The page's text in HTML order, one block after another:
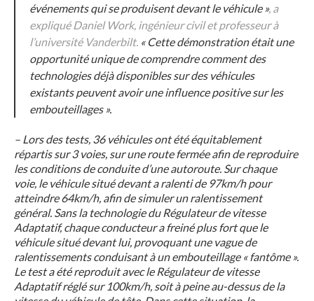
événements qui se produisent devant le véhicule », a
expliqué Daniel Work, ingénieur civil et professeur à
l’université Vanderbilt. « Cette démonstration était une
opportunité unique de comprendre comment des
technologies déjà disponibles sur des véhicules
existants peuvent avoir une influence positive sur les
embouteillages ».
– Lors des tests, 36 véhicules ont été équitablement
répartis sur 3 voies, sur une route fermée afin de reproduire
les conditions de conduite d’une autoroute. Sur chaque
voie, le véhicule situé devant a ralenti de 97km/h pour
atteindre 64km/h, afin de simuler un ralentissement
général. Sans la technologie du Régulateur de vitesse
Adaptatif, chaque conducteur a freiné plus fort que le
véhicule situé devant lui, provoquant une vague de
ralentissements conduisant à un embouteillage « fantôme ».
Le test a été reproduit avec le Régulateur de vitesse
Adaptatif réglé sur 100km/h, soit à peine au-dessus de la